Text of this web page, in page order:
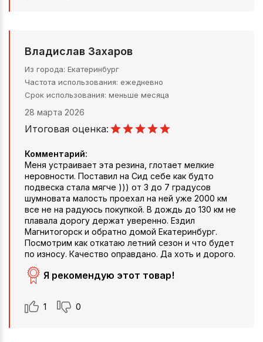
Владислав Захаров
Из города Екатеринбург
Частота использования ежедневно
Срок использования меньше месяца
28 марта 2026
Итоговая оценка:
Комментарий:
Меня устраивает эта резина, глотает мелкие
неровности. Поставил на Сид себе как будто
подвеска стала мягче ))) от 3 до 7 градусов
шумновата малость проехал на ней уже 2000 км
все не на радуюсь покупкой. В дождь до 130 км не
плавала дорогу держат уверенно. Ездил
Магнитогорск и обратно домой Екатеринбург.
Посмотрим как откатаю летний сезон и что будет
по износу. Качество оправдано. Да хоть и дорого.
Я рекомендую этот товар!
1 0